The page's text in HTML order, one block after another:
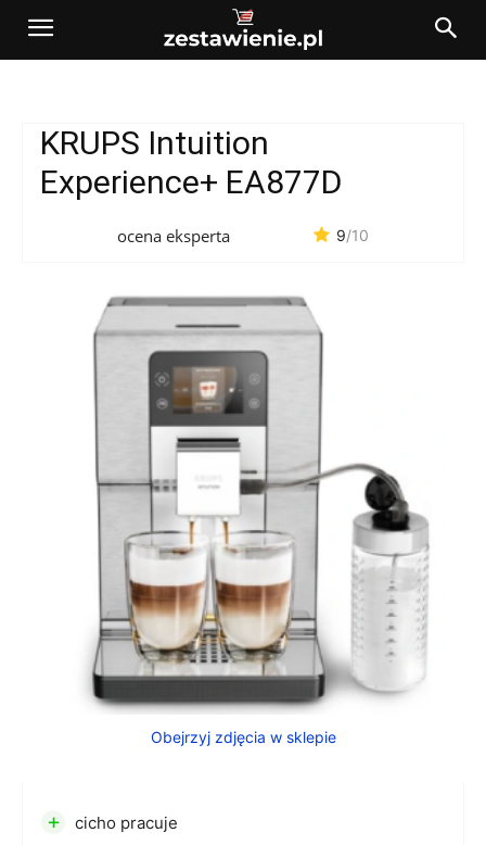
KRUPS Intuition
Experience+ EA877D
ocena eksperta 9/10
Obejrzyj zdjęcia w sklepie
+ cicho pracuje